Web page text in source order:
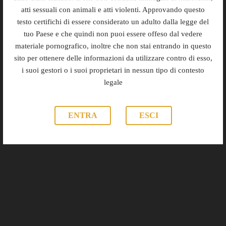
atti sessuali con animali e atti violenti. Approvando questo
testo certifichi di essere considerato un adulto dalla legge del
tuo Paese e che quindi non puoi essere offeso dal vedere
materiale pornografico, inoltre che non stai entrando in questo
sito per ottenere delle informazioni da utilizzare contro di esso,
i suoi gestori o i suoi proprietari in nessun tipo di contesto
legale
ENTRA ESCI
approfondimenti curiosità